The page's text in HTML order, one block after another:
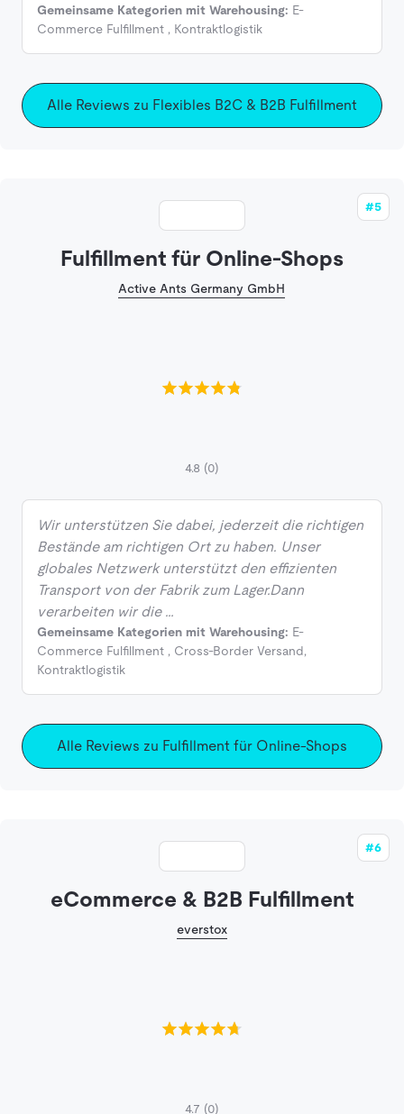
Gemeinsame Kategorien mit Warehousing: E-
Commerce Fulfillment , Kontraktlogistik
Alle Reviews zu Flexibles B2C & B2B Fulfillment
#5
Fulfillment für Online-Shops
Active Ants Germany GmbH
4.8 (0)
Wir unterstützen Sie dabei, jederzeit die richtigen
Bestände am richtigen Ort zu haben. Unser
globales Netzwerk unterstützt den effizienten
Transport von der Fabrik zum Lager.Dann
verarbeiten wir die …
Gemeinsame Kategorien mit Warehousing: E-
Commerce Fulfillment , Cross-Border Versand,
Kontraktlogistik
Alle Reviews zu Fulfillment für Online-Shops
#6
eCommerce & B2B Fulfillment
everstox
4.7 (0)